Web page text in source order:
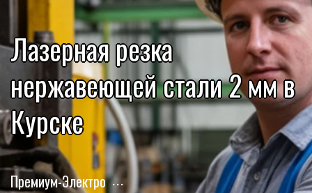
Лазерная резка
нержавеющей стали 2 мм в
Курске
Премиум-Электро